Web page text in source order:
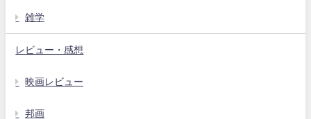
雑学
レビュー・感想
映画レビュー
邦画